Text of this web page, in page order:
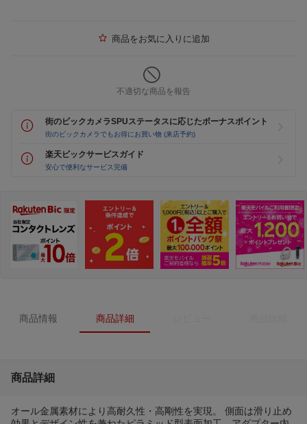
商品をお気に入りに追加
不適切な商品を報告
街のビックカメラSPUステータスに応じたボーナスポイント
街のビックカメラでもお得にお買い物 (来店予約)
楽天ビックサービスガイド
安心で便利なサービス完備
商品情報 商品詳細
商品詳細
オール金属素材により高耐久性・高剛性を実現。 側面は滑り止め